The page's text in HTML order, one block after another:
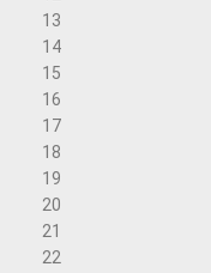
13
14
15
16
17
18
19
20
21
22